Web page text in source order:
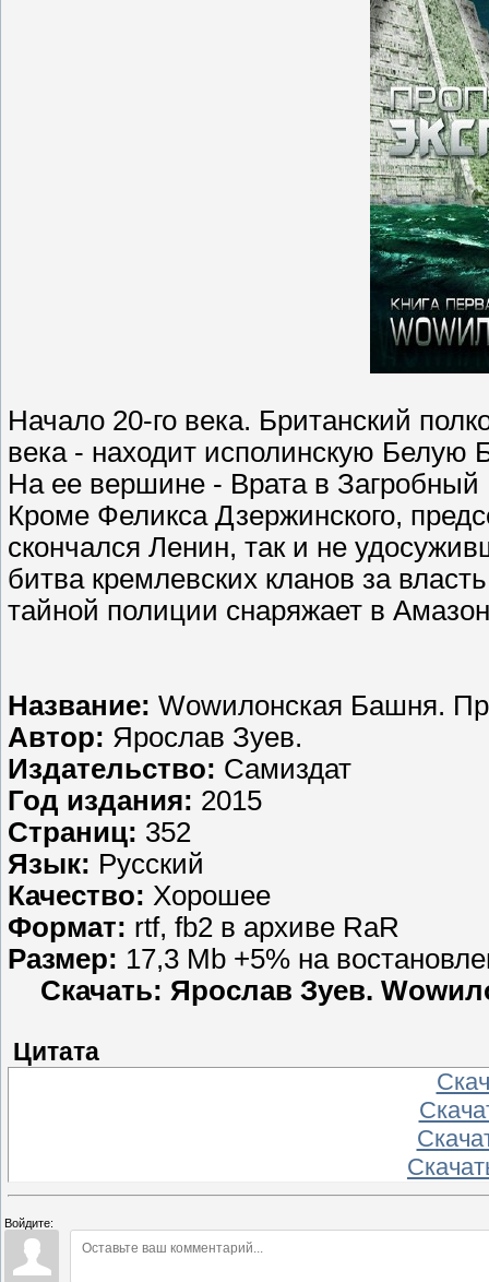
Начало 20-го века. Британский
века - находит исполинскую
На ее вершине - Врата в Загробный
Кроме Феликса Дзержинского,
скончался Ленин, так и не
битва кремлевских кланов за
тайной полиции снаряжает в
Название: Wowилонская Башня.
Автор: Ярослав Зуев.
Издательство: Самиздат
Год издания: 2015
Страниц: 352
Язык: Русский
Качество: Хорошее
Формат: rtf, fb2 в архиве RaR
Размер: 17,3 Mb +5% на
Скачать: Ярослав Зуев.
Цитата
Войдите: